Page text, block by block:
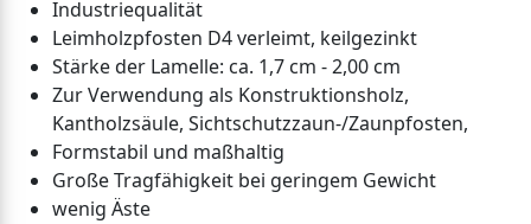
Industriequalität
Leimholzpfosten D4 verleimt, keilgezinkt
Stärke der Lamelle: ca. 1,7 cm - 2,00 cm
Zur Verwendung als Konstruktionsholz,
Kantholzsäule, Sichtschutzzaun-/Zaunpfosten,
Formstabil und maßhaltig
Große Tragfähigkeit bei geringem Gewicht
wenig Äste